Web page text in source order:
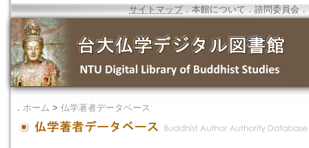
サイトマップ．本館について ．諮問委員会 ．
． ホーム > 仏学著者データベース